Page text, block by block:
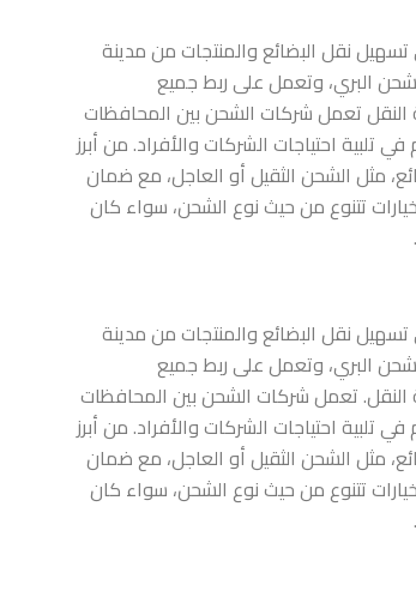
نقل البضائع والمنتجات من مدينة
البري، وتعمل على ربط جميع
تعمل شركات الشحن بين المحافظات
احتياجات الشركات والأفراد. من أبرز
مثل الشحن الثقيل أو العاجل، مع ضمان
تتنوع من حيث نوع الشحن، سواء كان
نقل البضائع والمنتجات من مدينة
البري، وتعمل على ربط جميع
تعمل شركات الشحن بين المحافظات
احتياجات الشركات والأفراد. من أبرز
مثل الشحن الثقيل أو العاجل، مع ضمان
تتنوع من حيث نوع الشحن، سواء كان